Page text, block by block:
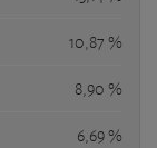
10,87 %
8,90 %
6,69 %